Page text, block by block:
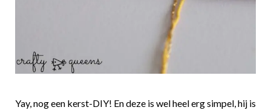
Yay, nog een kerst-DIY! En deze is wel heel erg simpel, hij is